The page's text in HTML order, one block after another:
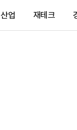
산업 재테크